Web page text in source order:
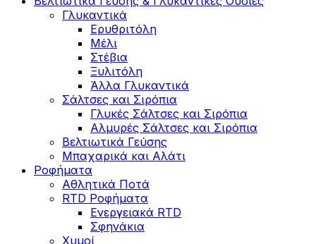
Γλυκαντικά
Ερυθριτόλη
Μέλι
Στέβια
Ξυλιτόλη
Άλλα Γλυκαντικά
Σάλτσες και Σιρόπια
Γλυκές Σάλτσες και Σιρόπια
Αλμυρές Σάλτσες και Σιρόπια
Bελτιωτικά Γεύσης
Μπαχαρικά και Αλάτι
Ροφήματα
Αθλητικά Ποτά
RTD Ροφήματα
Ενεργειακά RTD
Σφηνάκια
Χυμοί